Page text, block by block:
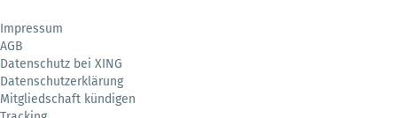
Impressum
AGB
Datenschutz bei XING
Datenschutzerklärung
Mitgliedschaft kündigen